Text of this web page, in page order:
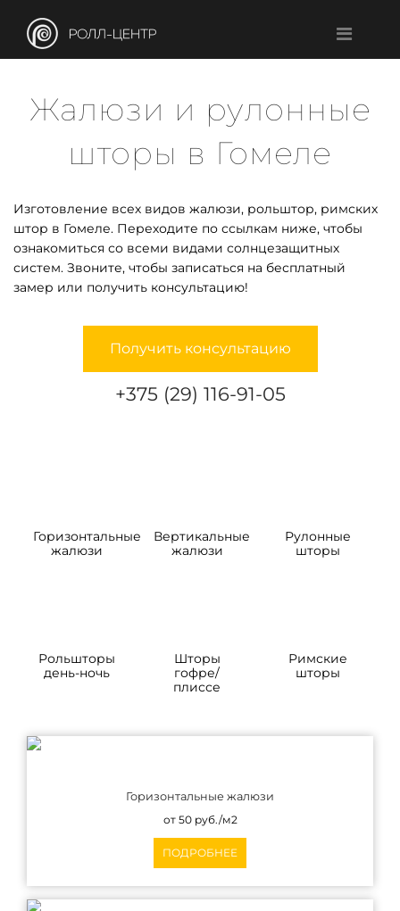
Жалюзи и рулонные
шторы в Гомеле
Изготовление всех видов жалюзи, рольштор, римских
штор в Гомеле. Переходите по ссылкам ниже, чтобы
ознакомиться со всеми видами солнцезащитных
систем. Звоните, чтобы записаться на бесплатный
замер или получить консультацию!
Получить консультацию
+375 (29) 116-91-05
Горизонтальные
жалюзи
Вертикальные
жалюзи
Рулонные
шторы
Рольшторы
день-ночь
Шторы
гофре/
плиссе
Римские
шторы
Горизонтальные жалюзи
от 50 руб./м2
ПОДРОБНЕЕ